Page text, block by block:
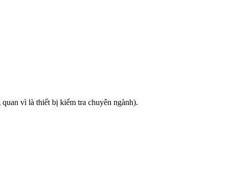
vì là thiết bị kiểm tra chuyên ngành).